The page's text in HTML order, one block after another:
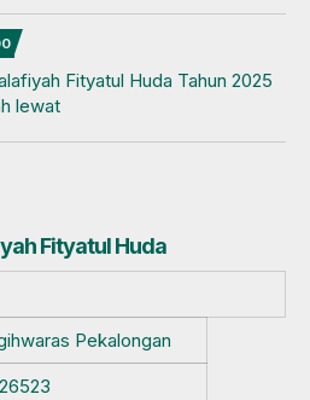
Fityatul Huda Tahun 2025
lewat
Fityatul Huda
Pekalongan